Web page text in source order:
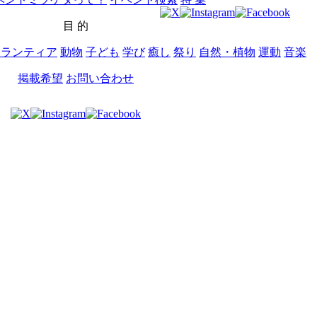
目 的
ンティア 動物 子ども 学び 癒し 祭り 自然・植物 運動 音楽
掲載希望 お問い合わせ